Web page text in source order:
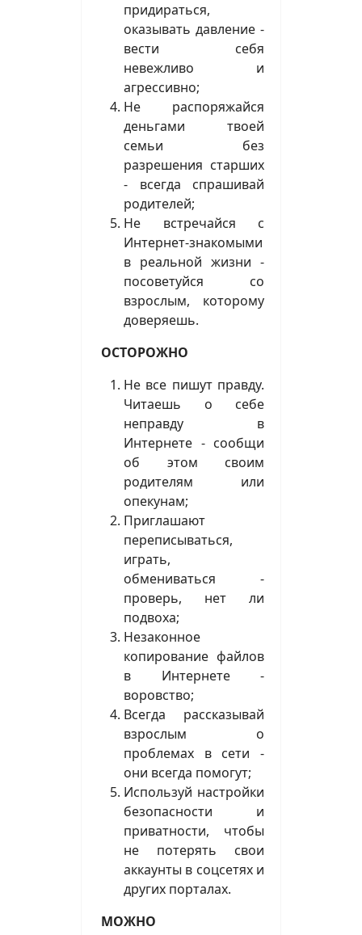
придираться,
оказывать давление -
вести себя
невежливо и
агрессивно;
Не распоряжайся
деньгами твоей
семьи без
разрешения старших
- всегда спрашивай
родителей;
Не встречайся с
Интернет-знакомыми
в реальной жизни -
посоветуйся со
взрослым, которому
доверяешь.
ОСТОРОЖНО
Не все пишут правду.
Читаешь о себе
неправду в
Интернете - сообщи
об этом своим
родителям или
опекунам;
Приглашают
переписываться,
играть,
обмениваться -
проверь, нет ли
подвоха;
Незаконное
копирование файлов
в Интернете -
воровство;
Всегда рассказывай
взрослым о
проблемах в сети -
они всегда помогут;
Используй настройки
безопасности и
приватности, чтобы
не потерять свои
аккаунты в соцсетях и
других порталах.
МОЖНО